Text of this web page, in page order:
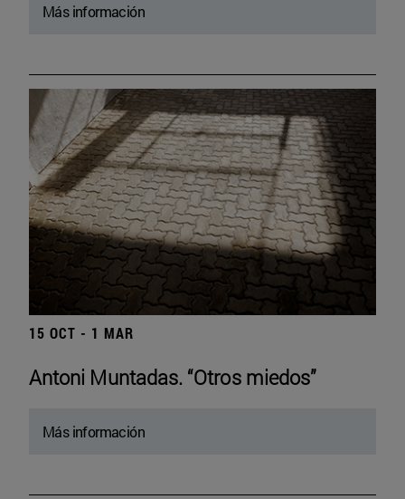
Más información
15 OCT - 1 MAR
Antoni Muntadas. “Otros miedos”
Más información